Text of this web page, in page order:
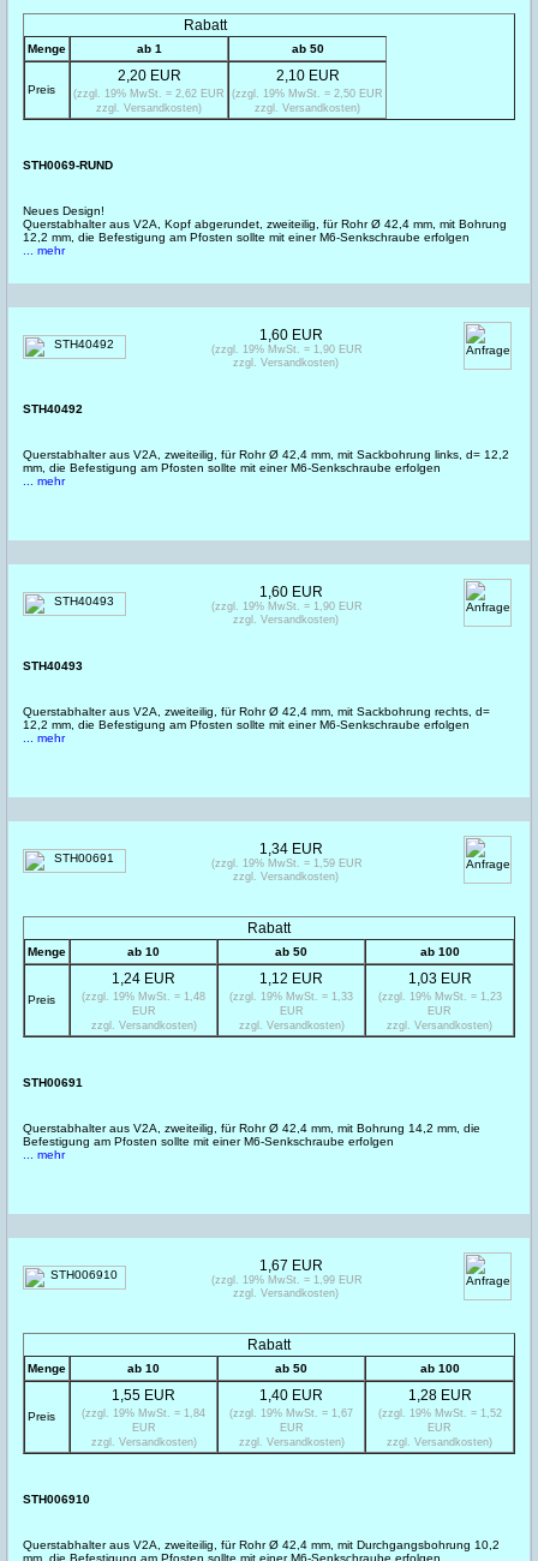
STH0069-RUND
Neues Design!
Querstabhalter aus V2A, Kopf abgerundet, zweiteilig, für Rohr Ø 42,4 mm, mit Bohrung
12,2 mm, die Befestigung am Pfosten sollte mit einer M6-Senkschraube erfolgen
... mehr
Rabatt
Menge ab 1 ab 50
Preis
2,20 EUR
(zzgl. 19% MwSt. = 2,62 EUR
zzgl. Versandkosten)
2,10 EUR
(zzgl. 19% MwSt. = 2,50 EUR
zzgl. Versandkosten)
STH40492
Querstabhalter aus V2A, zweiteilig, für Rohr Ø 42,4 mm, mit Sackbohrung links, d= 12,2
mm, die Befestigung am Pfosten sollte mit einer M6-Senkschraube erfolgen
... mehr
1,60 EUR
(zzgl. 19% MwSt. = 1,90 EUR
zzgl. Versandkosten)
STH40493
Querstabhalter aus V2A, zweiteilig, für Rohr Ø 42,4 mm, mit Sackbohrung rechts, d=
12,2 mm, die Befestigung am Pfosten sollte mit einer M6-Senkschraube erfolgen
... mehr
1,60 EUR
(zzgl. 19% MwSt. = 1,90 EUR
zzgl. Versandkosten)
STH00691
Querstabhalter aus V2A, zweiteilig, für Rohr Ø 42,4 mm, mit Bohrung 14,2 mm, die
Befestigung am Pfosten sollte mit einer M6-Senkschraube erfolgen
... mehr
Rabatt
Menge ab 10 ab 50 ab 100
Preis
1,24 EUR
(zzgl. 19% MwSt. = 1,48
EUR
zzgl. Versandkosten)
1,12 EUR
(zzgl. 19% MwSt. = 1,33
EUR
zzgl. Versandkosten)
1,03 EUR
(zzgl. 19% MwSt. = 1,23
EUR
zzgl. Versandkosten)
1,34 EUR
(zzgl. 19% MwSt. = 1,59 EUR
zzgl. Versandkosten)
STH006910
Querstabhalter aus V2A, zweiteilig, für Rohr Ø 42,4 mm, mit Durchgangsbohrung 10,2
mm, die Befestigung am Pfosten sollte mit einer M6-Senkschraube erfolgen
Rabatt
Menge ab 10 ab 50 ab 100
Preis
1,55 EUR
(zzgl. 19% MwSt. = 1,84
EUR
zzgl. Versandkosten)
1,40 EUR
(zzgl. 19% MwSt. = 1,67
EUR
zzgl. Versandkosten)
1,28 EUR
(zzgl. 19% MwSt. = 1,52
EUR
zzgl. Versandkosten)
1,67 EUR
(zzgl. 19% MwSt. = 1,99 EUR
zzgl. Versandkosten)